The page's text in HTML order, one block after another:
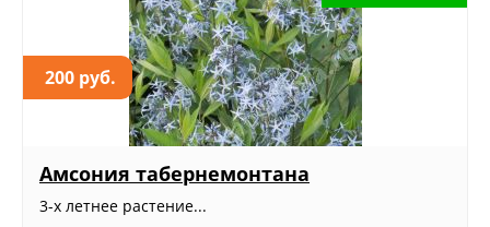
200 руб.
Амсония табернемонтана
3-х летнее растение...